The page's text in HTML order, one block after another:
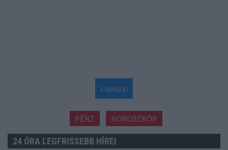
Lapozz!
PÉNZ HOROSZKÓP
24 ÓRA LEGFRISSEBB HÍREI